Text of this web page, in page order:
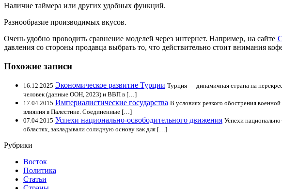
Наличие таймера или других удобных функций.
Разнообразие производимых вкусов.
Очень удобно проводить сравнение моделей через интернет. Например, на сайте
давления со стороны продавца выбрать то, что действительно стоит внимания
Похожие записи
16.12.2025 Экономическое развитие Турции Турция — динамичная страна на
человек (данные ООН, 2023) и ВВП в […]
17.04.2015 Империалистические государства В условиях резкого обострения
влияния в Палестине. Соединенные […]
07.04.2015 Успехи национально-освободительного движения Успехи
областях, закладывали солидную основу как для […]
Рубрики
Восток
Политика
Статьи